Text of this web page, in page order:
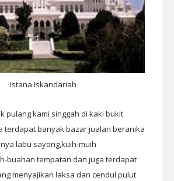
Istana Iskandariah
pulang kami singgah di kaki bukit
terdapat banyak bazar jualan beranika
labu sayong,kuih-muih
buahan tempatan dan juga terdapat
menyajikan laksa dan cendul pulut